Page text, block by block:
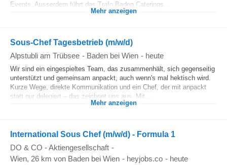
Events. Ausserdem führt das Trafo Baden Caterings...
Mehr anzeigen
Sous-Chef Tagesbetrieb (m/w/d)
Alpstubli am Trübsee - Baden bei Wien - heute
Wir sind ein eingespieltes Team, das zusammenhält, sich gegenseitig
unterstützt und gemeinsam anpackt, auch wenn's mal hektisch wird.
Kurze Wege, direkte Kommunikation und ein Chef, der mit anpackt
statt nur delegiert – das zeichnet uns aus. Mit...
Mehr anzeigen
International Sous Chef (m/w/d) - Formula 1
DO & CO - Aktiengesellschaft -
Wien, 26 km von Baden bei Wien - heyjobs.co - heute